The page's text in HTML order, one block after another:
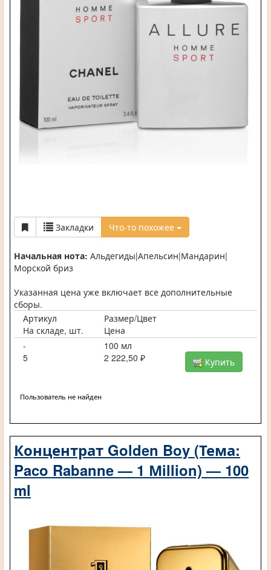
Закладки Что-то похожее
Начальная нота: Альдегиды|Апельсин|Мандарин|
Морской бриз
Указанная цена уже включает все дополнительные
сборы.
Артикул
Размер/Цвет
На складе, шт.
Цена
-
100 мл
5
2 222,50 ₽ Купить
Пользователь не найден
Концентрат Golden Boy (Тема:
Paco Rabanne — 1 Мillion) — 100
ml